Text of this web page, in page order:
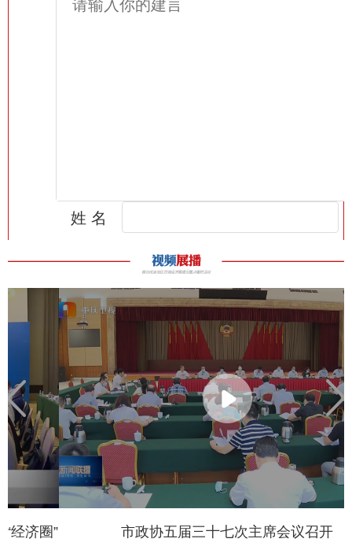
市政协五届三十七次主席会议召开